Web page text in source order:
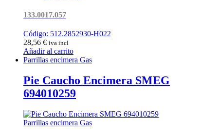
133.0017.057
Código: 512.2852930-H022
28,56 € iva incl
Añadir al carrito
Parrillas encimera Gas
Pie Caucho Encimera SMEG
694010259
Parrillas encimera Gas